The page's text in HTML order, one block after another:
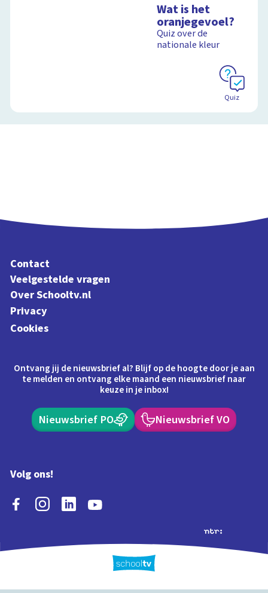
Wat is het
oranjegevoel?
Quiz over de
nationale kleur
Quiz
Contact
Veelgestelde vragen
Over Schooltv.nl
Privacy
Cookies
Ontvang jij de nieuwsbrief al? Blijf op de hoogte door je aan
te melden en ontvang elke maand een nieuwsbrief naar
keuze in je inbox!
Nieuwsbrief PO Nieuwsbrief VO
Volg ons!